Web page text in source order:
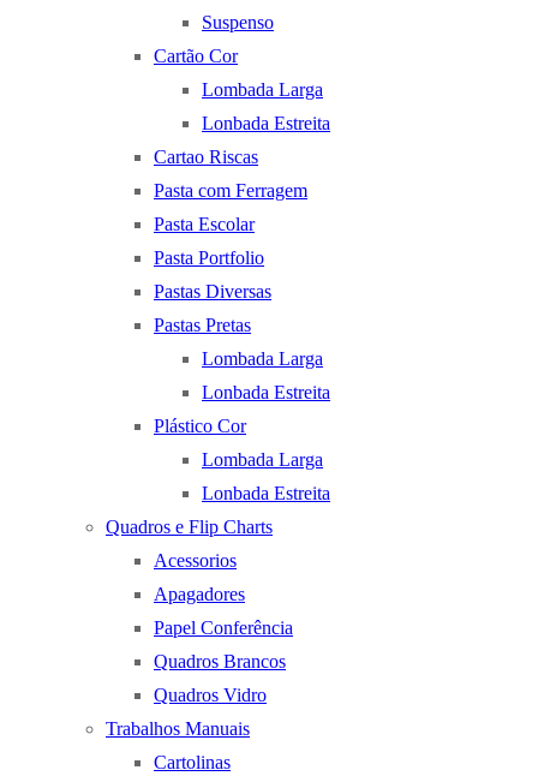
Suspenso
Cartão Cor
Lombada Larga
Lonbada Estreita
Cartao Riscas
Pasta com Ferragem
Pasta Escolar
Pasta Portfolio
Pastas Diversas
Pastas Pretas
Lombada Larga
Lonbada Estreita
Plástico Cor
Lombada Larga
Lonbada Estreita
Quadros e Flip Charts
Acessorios
Apagadores
Papel Conferência
Quadros Brancos
Quadros Vidro
Trabalhos Manuais
Cartolinas